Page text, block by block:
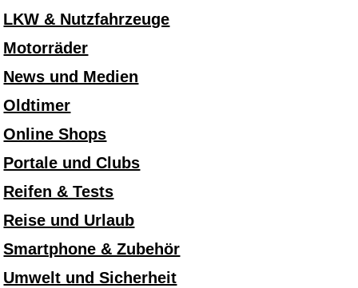
LKW & Nutzfahrzeuge
Motorräder
News und Medien
Oldtimer
Online Shops
Portale und Clubs
Reifen & Tests
Reise und Urlaub
Smartphone & Zubehör
Umwelt und Sicherheit